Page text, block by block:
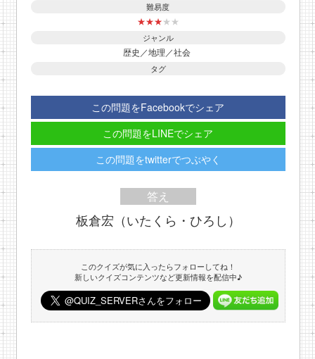
難易度
★★★★ ★
ジャンル
歴史／地理／社会
タグ
この問題をFacebookでシェア
この問題をLINEでシェア
この問題をtwitterでつぶやく
答え
板倉宏（いたくら・ひろし）
このクイズが気に入ったらフォローしてね！
新しいクイズコンテンツなど更新情報を配信中♪